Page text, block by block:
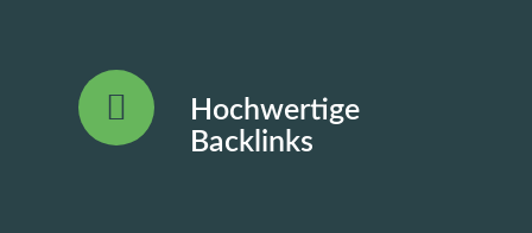
Hochwertige
Backlinks